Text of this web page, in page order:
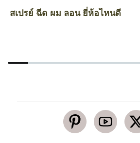
สเปรย์ ฉีด ผม ลอน ยี่ห้อไหนดี